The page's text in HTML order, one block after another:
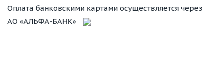
Оплата банковскими картами осуществляется через
АО «АЛЬФА-БАНК»